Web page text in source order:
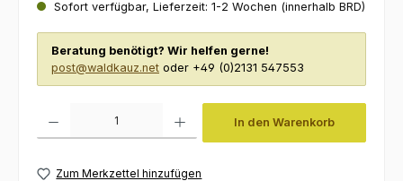
Sofort verfügbar, Lieferzeit: 1-2 Wochen (innerhalb BRD)
Beratung benötigt? Wir helfen gerne!
post@waldkauz.net oder +49 (0)2131 547553
In den Warenkorb
Zum Merkzettel hinzufügen